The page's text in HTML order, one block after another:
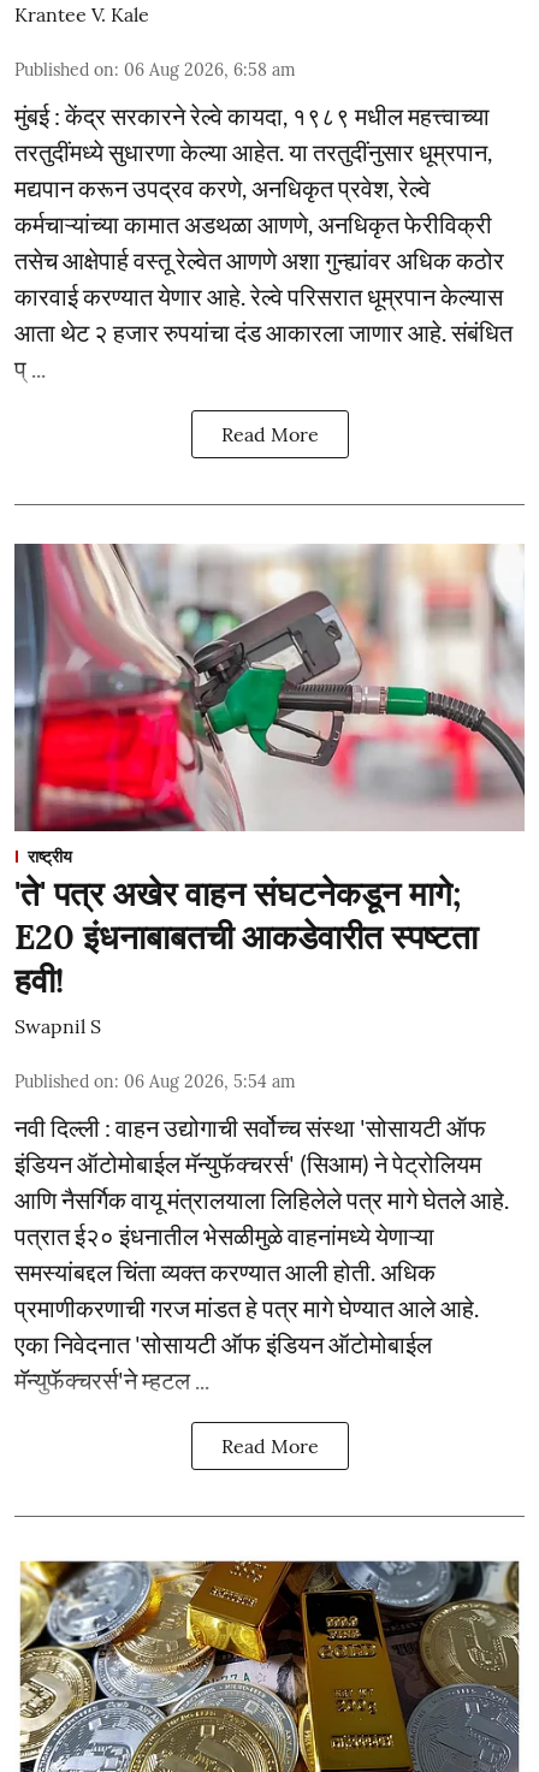
Krantee V. Kale
Published on: 06 Aug 2026, 6:58 am
मुंबई : केंद्र सरकारने रेल्वे कायदा, १९८९ मधील महत्त्वाच्या
तरतुदींमध्ये सुधारणा केल्या आहेत. या तरतुदींनुसार धूम्रपान,
मद्यपान करून उपद्रव करणे, अनधिकृत प्रवेश, रेल्वे
कर्मचाऱ्यांच्या कामात अडथळा आणणे, अनधिकृत फेरीविक्री
तसेच आक्षेपार्ह वस्तू रेल्वेत आणणे अशा गुन्ह्यांवर अधिक कठोर
कारवाई करण्यात येणार आहे. रेल्वे परिसरात धूम्रपान केल्यास
आता थेट २ हजार रुपयांचा दंड आकारला जाणार आहे. संबंधित
प् ...
Read More
राष्ट्रीय
'ते' पत्र अखेर वाहन संघटनेकडून मागे;
E20 इंधनाबाबतची आकडेवारीत स्पष्टता
हवी!
Swapnil S
Published on: 06 Aug 2026, 5:54 am
नवी दिल्ली : वाहन उद्योगाची सर्वोच्च संस्था 'सोसायटी ऑफ
इंडियन ऑटोमोबाईल मॅन्युफॅक्चरर्स' (सिआम) ने पेट्रोलियम
आणि नैसर्गिक वायू मंत्रालयाला लिहिलेले पत्र मागे घेतले आहे.
पत्रात ई२० इंधनातील भेसळीमुळे वाहनांमध्ये येणाऱ्या
समस्यांबद्दल चिंता व्यक्त करण्यात आली होती. अधिक
प्रमाणीकरणाची गरज मांडत हे पत्र मागे घेण्यात आले आहे.
एका निवेदनात 'सोसायटी ऑफ इंडियन ऑटोमोबाईल
मॅन्युफॅक्चरर्स'ने म्हटल ...
Read More